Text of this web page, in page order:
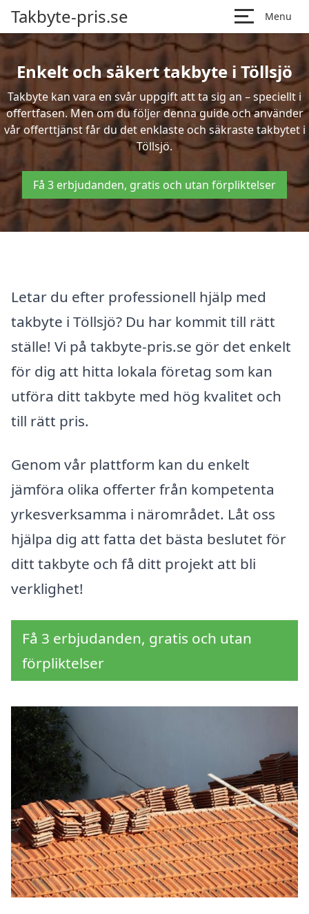
Takbyte-pris.se Menu
Enkelt och säkert takbyte i Töllsjö
Takbyte kan vara en svår uppgift att ta sig an – speciellt i
offertfasen. Men om du följer denna guide och använder
vår offerttjänst får du det enklaste och säkraste takbytet i
Töllsjö.
Få 3 erbjudanden, gratis och utan förpliktelser
Letar du efter professionell hjälp med
takbyte i Töllsjö? Du har kommit till rätt
ställe! Vi på takbyte-pris.se gör det enkelt
för dig att hitta lokala företag som kan
utföra ditt takbyte med hög kvalitet och
till rätt pris.
Genom vår plattform kan du enkelt
jämföra olika offerter från kompetenta
yrkesverksamma i närområdet. Låt oss
hjälpa dig att fatta det bästa beslutet för
ditt takbyte och få ditt projekt att bli
verklighet!
Få 3 erbjudanden, gratis och utan
förpliktelser